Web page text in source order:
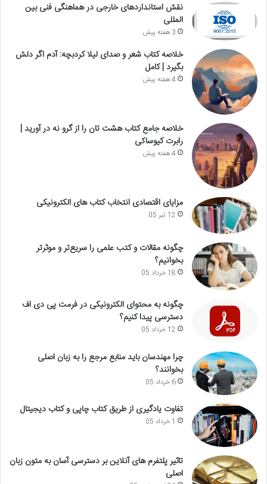
نقش استانداردهای خارجی در هماهنگی فنی بین
المللی
3 هفته پیش
خلاصه کتاب شعر و صدای لیلا کردبچه: آدم اگر دلش
بگیرد | کامل
4 هفته پیش
خلاصه جامع کتاب هشت تان را از گرو نه در آورید |
رابرت کیوساکی
4 هفته پیش
مزایای اقتصادی انتخاب کتاب های الکترونیکی
12 تیر 05
چگونه مقالات و کتب علمی را سریع‌تر و موثرتر
بخوانیم؟
18 خرداد 05
چگونه به محتوای الکترونیکی در فرمت پی دی اف
دسترسی پیدا کنیم؟
12 خرداد 05
چرا مهندسان باید منابع مرجع را به زبان اصلی
بخوانند؟
6 خرداد 05
تفاوت یادگیری از طریق کتاب چاپی و کتاب دیجیتال
1 خرداد 05
تاثیر پلتفرم های آنلاین بر دسترسی آسان به متون زبان
اصلی